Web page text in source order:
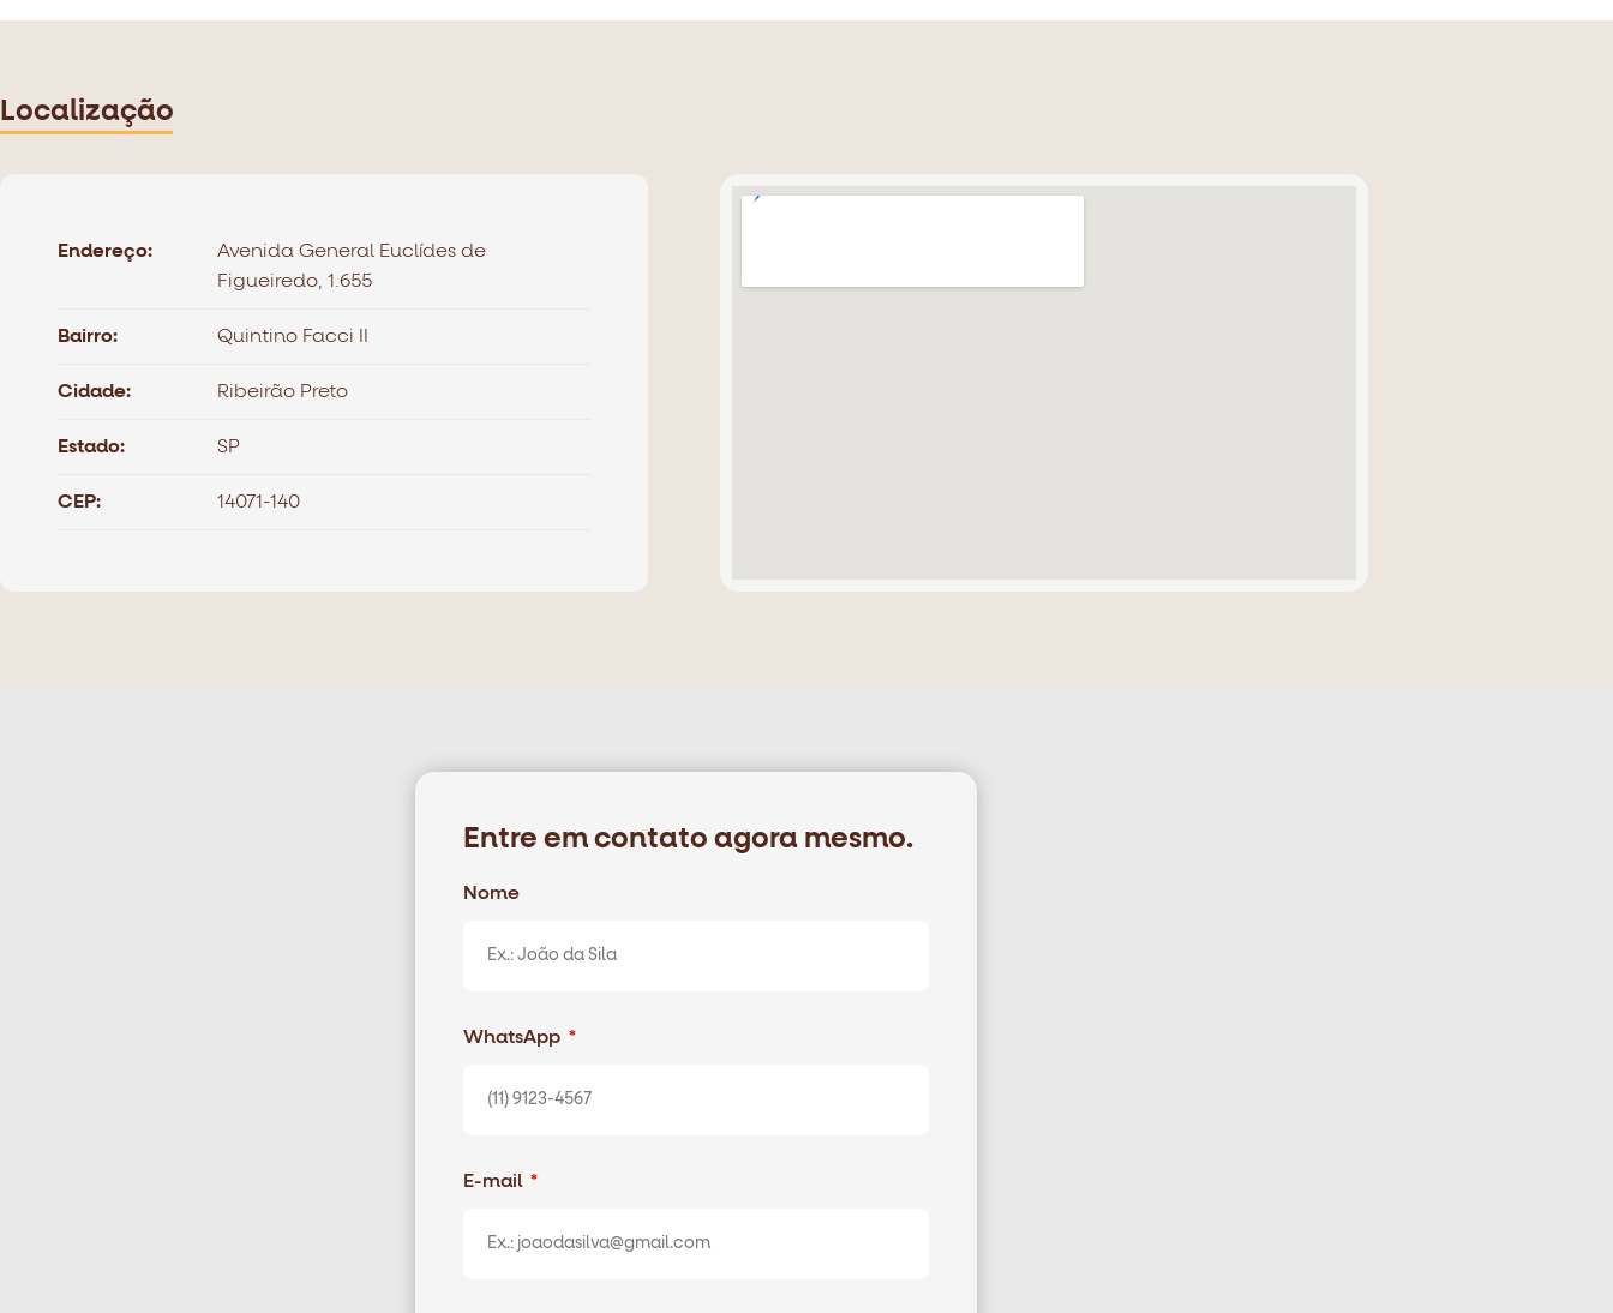
Localização
Endereço:
Avenida General Euclídes de
Figueiredo, 1.655
Bairro: Quintino Facci II
Cidade: Ribeirão Preto
Estado: SP
CEP: 14071-140
Entre em contato agora mesmo.
Nome
WhatsApp
E-mail